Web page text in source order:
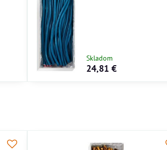
Skladom
24,81 €